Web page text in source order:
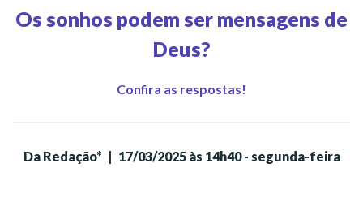
Os sonhos podem ser mensagens de
Deus?
Confira as respostas!
Da Redação* | 17/03/2025 às 14h40 - segunda-feira